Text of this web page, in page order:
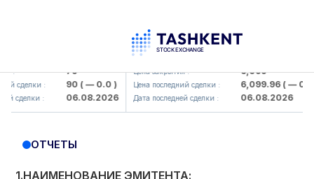
79
сделки : ( — 0.0 )
сделки : 06.08.2026
UZMK (<O'zmetkombinat> AJ)
Цена закрытия : 6,099
Цена последний сделки : 6,099.96( — 0.0 )
Дата последней сделки : 06.08.2026
ОТЧЕТЫ
1.НАИМЕНОВАНИЕ ЭМИТЕНТА: